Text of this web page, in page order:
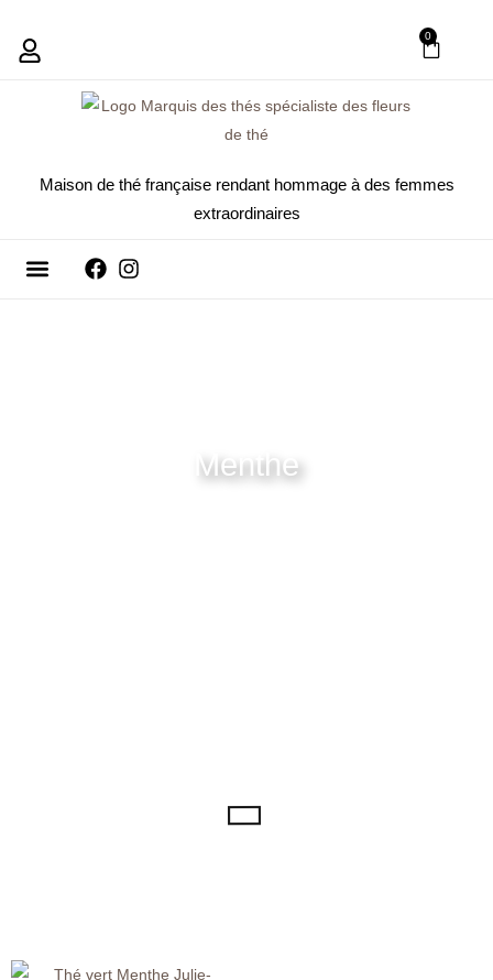
0
Maison de thé française rendant hommage à des femmes
extraordinaires
Menthe